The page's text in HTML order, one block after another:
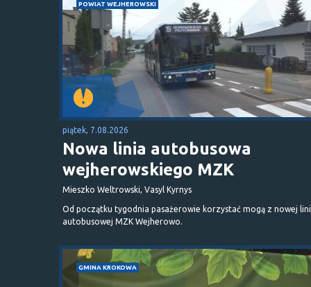
POWIAT WEJHEROWSKI
piątek, 7.08.2026
Nowa linia autobusowa
wejherowskiego MZK
Mieszko Weltrowski, Vasyl Kyrnys
Od początku tygodnia pasażerowie korzystać mogą z nowej
autobusowej MZK Wejherowo.
GMINA KROKOWA